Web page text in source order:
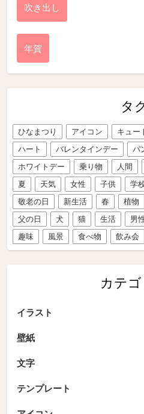
吹き出し
年賀
タ
ひなまつり アイコン キュー
ハート
バレンタインデー パ
ホワイトデー
乗り物 人間
夏
天気 女性 子供 学
敬老の日
新生活 春 植物
父の日
犬 猫 生活 男
趣味
風景 食べ物 飲み会
カテ
イラスト
壁紙
文字
テンプレート